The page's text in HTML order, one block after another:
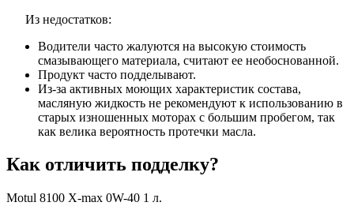
Из недостатков:
Водители часто жалуются на высокую стоимость
смазывающего материала, считают ее необоснованной.
Продукт часто подделывают.
Из-за активных моющих характеристик состава,
масляную жидкость не рекомендуют к использованию в
старых изношенных моторах с большим пробегом, так
как велика вероятность протечки масла.
Как отличить подделку?
Motul 8100 X-max 0W-40 1 л.